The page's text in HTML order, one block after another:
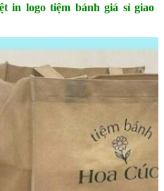
in logo tiệm bánh giá sỉ giao